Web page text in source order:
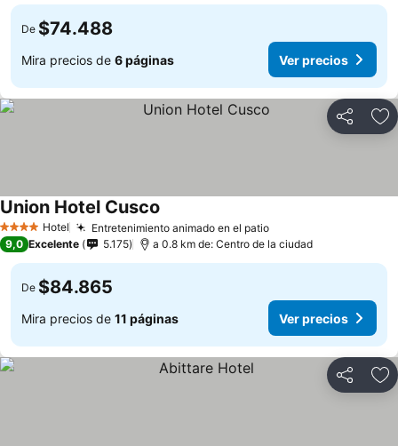
De $74.488
Mira precios de 6 páginas Ver precios
Compartir
4 EstrellasHotel Entretenimiento animado en el patio
Union Hotel Cusco
9,0 Excelente 5.175 a 0.8 km de: Centro de la ciudad
De $84.865
Mira precios de 11 páginas Ver precios
Compartir